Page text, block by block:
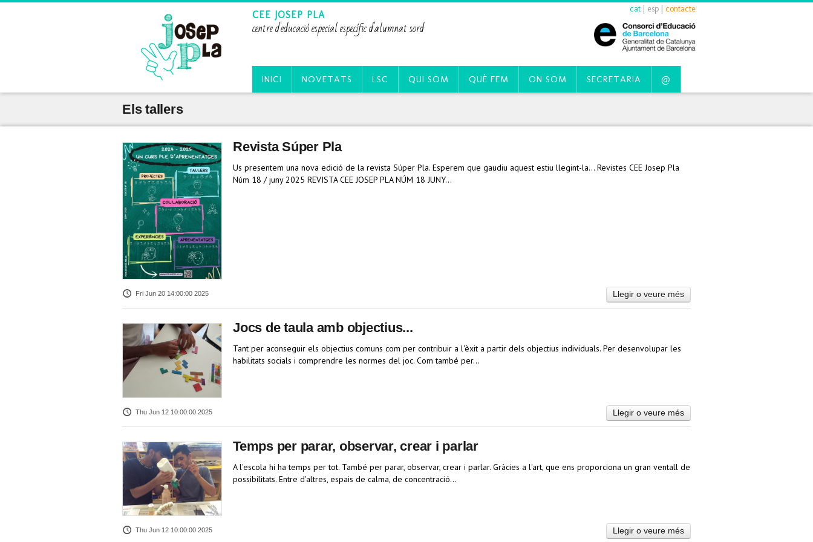
CEE JOSEP PLA
centre d'educació especial específic d'alumnat sord
cat esp contacte
INICI NOVETATS LSC QUI SOM QUÈ FEM ON SOM SECRETARIA @
Els tallers
Revista Súper Pla
Us presentem una nova edició de la revista Súper Pla. Esperem que gaudiu aquest estiu llegint-la... Revistes CEE Josep Pla
Núm 18 / juny 2025 REVISTA CEE JOSEP PLA NÚM 18 JUNY…
Fri Jun 20 14:00:00 2025 Llegir o veure més
Jocs de taula amb objectius...
Tant per aconseguir els objectius comuns com per contribuir a l'èxit a partir dels objectius individuals. Per desenvolupar les
habilitats socials i comprendre les normes del joc. Com també per…
Thu Jun 12 10:00:00 2025 Llegir o veure més
Temps per parar, observar, crear i parlar
A l'escola hi ha temps per tot. També per parar, observar, crear i parlar. Gràcies a l'art, que ens proporciona un gran ventall de
possibilitats. Entre d'altres, espais de calma, de concentració…
Thu Jun 12 10:00:00 2025 Llegir o veure més